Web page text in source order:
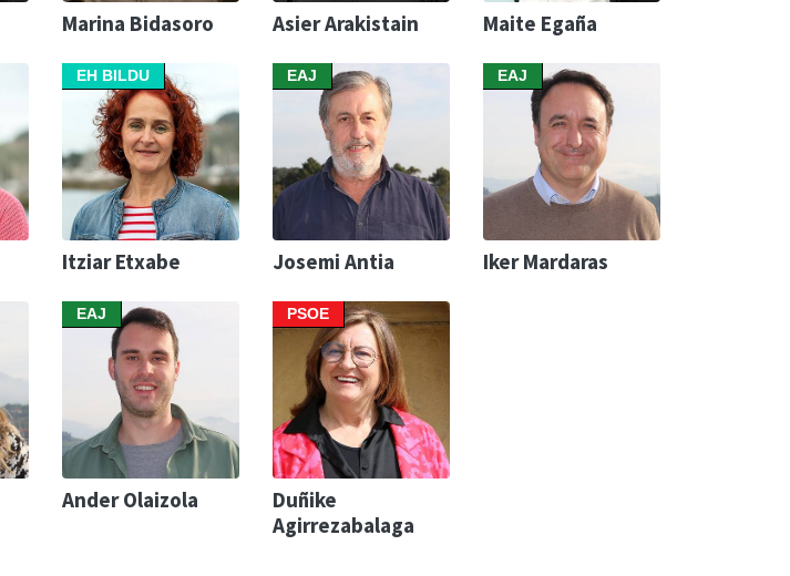
Marina Bidasoro Asier Arakistain Maite Egaña
EH BILDU
Itziar Etxabe
EAJ
Josemi Antia
EAJ
Iker Mardaras
EAJ
Ander Olaizola
PSOE
Duñike
Agirrezabalaga